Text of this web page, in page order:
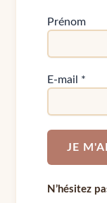
Prénom
E-mail *
N’hésitez